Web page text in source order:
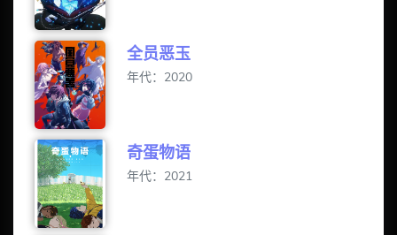
全员恶玉
年代：2020
奇蛋物语
年代：2021